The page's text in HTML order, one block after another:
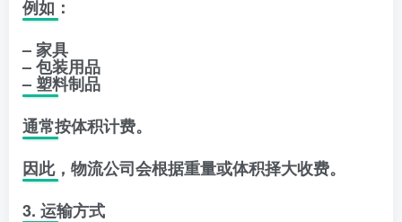
例如：
– 家具
– 包装用品
– 塑料制品
通常按体积计费。
因此，物流公司会根据重量或体积择大收费。
3. 运输方式